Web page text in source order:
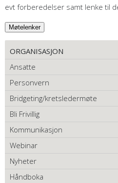
evt forberedelser samt lenke til
ORGANISASJON
Ansatte
Personvern
Bridgeting/kretsledermøte
Bli Frivillig
Kommunikasjon
Webinar
Nyheter
Håndboka